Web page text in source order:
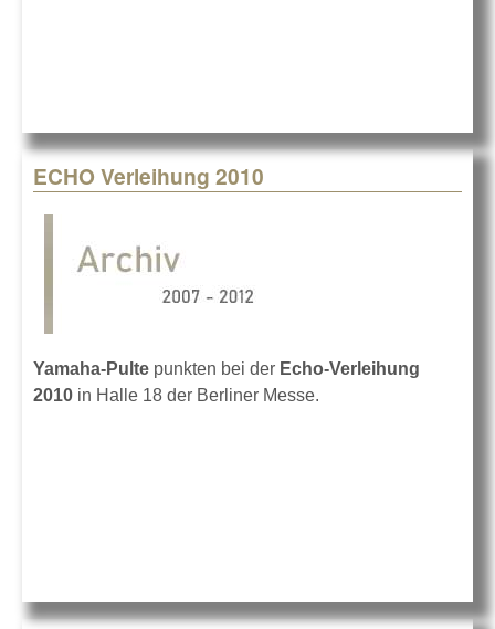
ECHO Verleihung 2010
Yamaha-Pulte punkten bei der Echo-Verleihung
2010 in Halle 18 der Berliner Messe.